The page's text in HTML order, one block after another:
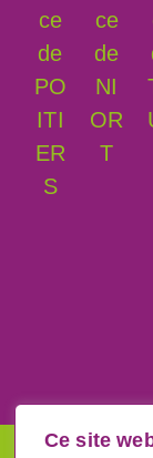
Ce site
ce
de
PO
ITI
ER
S
ce
de
NI
OR
T